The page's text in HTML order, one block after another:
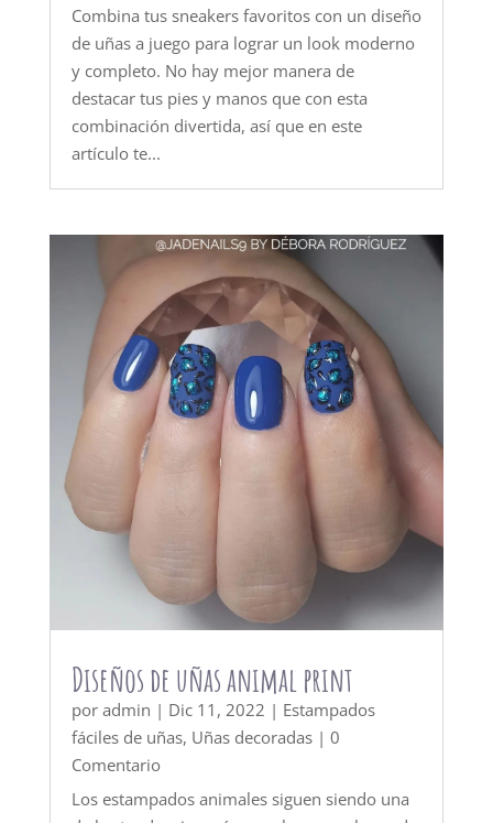
Combina tus sneakers favoritos con un diseño
de uñas a juego para lograr un look moderno
y completo. No hay mejor manera de
destacar tus pies y manos que con esta
combinación divertida, así que en este
artículo te...
Diseños de uñas animal print
por admin | Dic 11, 2022 | Estampados
fáciles de uñas, Uñas decoradas| 0
Comentario
Los estampados animales siguen siendo una